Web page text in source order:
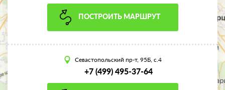
ПОСТРОИТЬ МАРШРУТ
Севастопольский пр-т, 95Б, с.4
+7 (499) 495-37-64